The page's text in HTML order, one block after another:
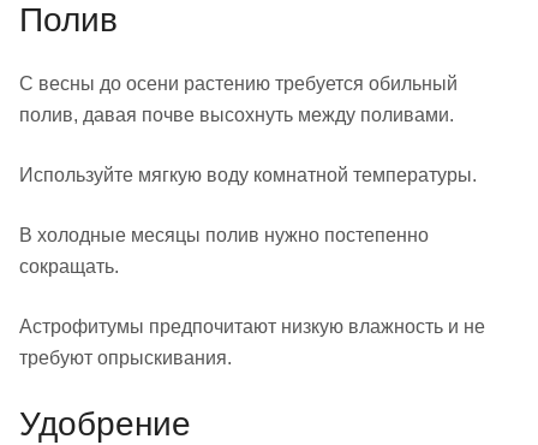
Полив
С весны до осени растению требуется обильный
полив, давая почве высохнуть между поливами.
Используйте мягкую воду комнатной температуры.
В холодные месяцы полив нужно постепенно
сокращать.
Астрофитумы предпочитают низкую влажность и не
требуют опрыскивания.
Удобрение